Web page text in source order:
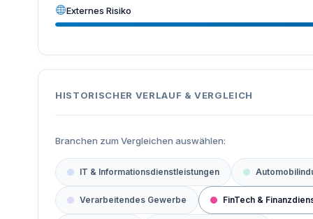
Externes Risiko
HISTORISCHER VERLAUF & VERGLEICH
Branchen zum Vergleichen auswählen:
IT & Informationsdienstleistungen
Verarbeitendes Gewerbe FinTech &